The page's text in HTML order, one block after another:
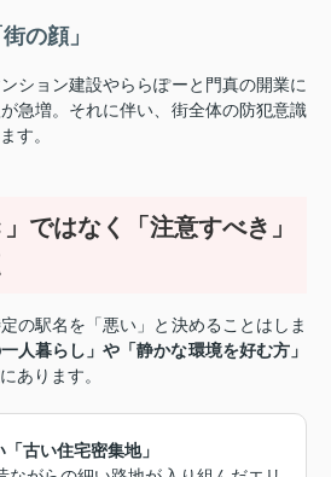
の顔」
ション建設やららぽーと門真の開業に
急増。それに伴い、街全体の防犯意識
す。
ではなく「注意すべき」
の駅名を「悪い」と決めることはしま
一人暮らし」や「静かな環境を好む方」
あります。
古い住宅密集地」